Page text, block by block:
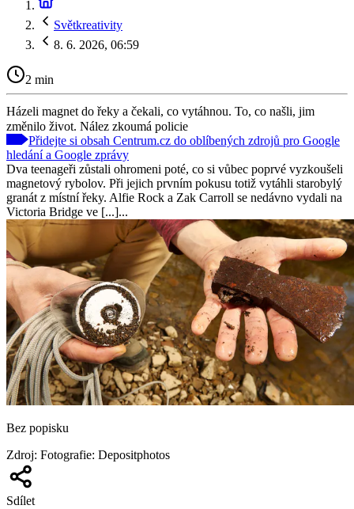
Světkreativity
8. 6. 2026, 06:59
2 min
Házeli magnet do řeky a čekali, co vytáhnou. To, co našli, jim
změnilo život. Nález zkoumá policie
Přidejte si obsah Centrum.cz do oblíbených zdrojů pro Google
hledání a Google zprávy
Dva teenageři zůstali ohromeni poté, co si vůbec poprvé vyzkoušeli
magnetový rybolov. Při jejich prvním pokusu totiž vytáhli starobylý
granát z místní řeky. Alfie Rock a Zak Carroll se nedávno vydali na
Victoria Bridge ve [...]...
Bez popisku
Zdroj: Fotografie: Depositphotos
Sdílet